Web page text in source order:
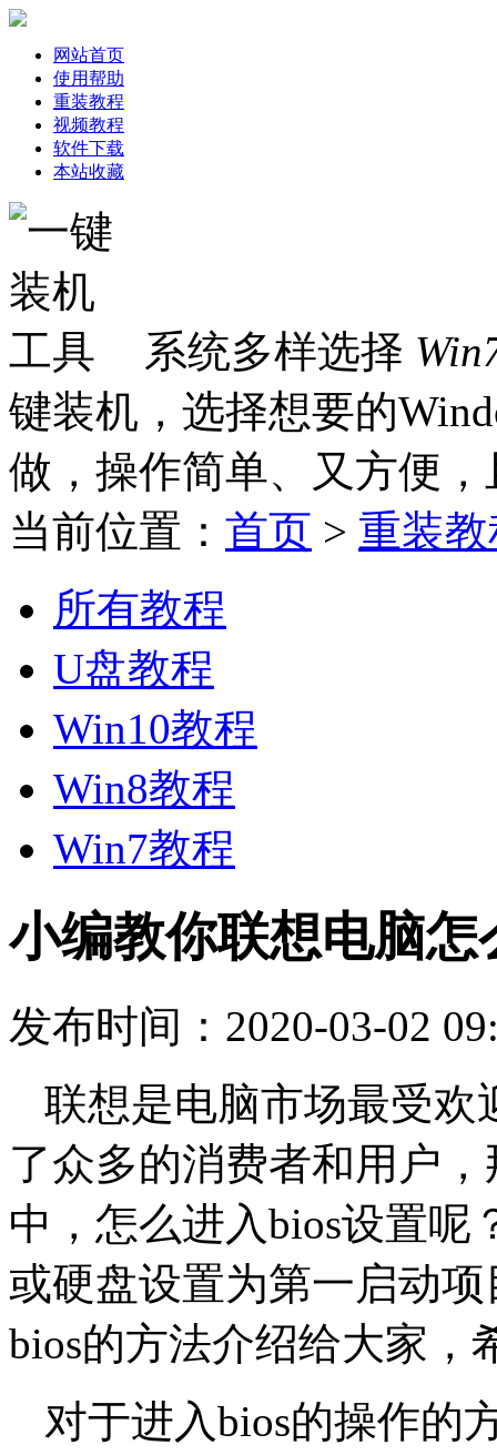
网站首页
使用帮助
重装教程
视频教程
软件下载
本站收藏
系统多样选择
键装机，选择想要的
做，操作简单、又方便
当前位置： 首页 > 重装
所有教程
U盘教程
Win10教程
Win8教程
Win7教程
小编教你联想电脑怎
发布时间：2020-03-02
联想是电脑市场最受欢
了众多的消费者和用户
中，怎么进入bios设置呢
或硬盘设置为第一启动
bios的方法介绍给大家，
对于进入bios的操作的